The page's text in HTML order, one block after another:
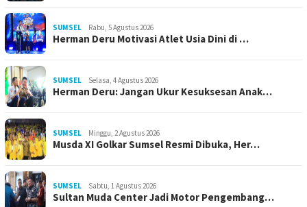
SUMSEL Rabu, 5 Agustus 2026
Herman Deru Motivasi Atlet Usia Dini di …
SUMSEL Selasa, 4 Agustus 2026
Herman Deru: Jangan Ukur Kesuksesan Anak…
SUMSEL Minggu, 2 Agustus 2026
Musda XI Golkar Sumsel Resmi Dibuka, Her…
SUMSEL Sabtu, 1 Agustus 2026
Sultan Muda Center Jadi Motor Pengembang…